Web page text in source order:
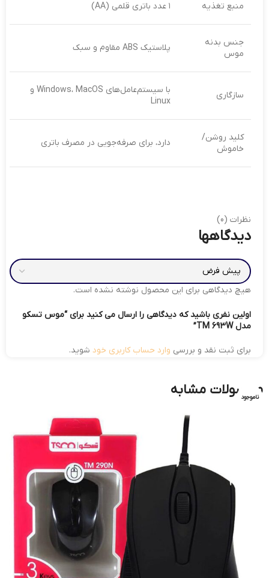
منبع تغذیه ۱ عدد باتری قلمی (AA)
جنس بدنه
موس
پلاستیک ABS مقاوم و سبک
سازگاری
با سیستم‌عامل‌های Windows، MacOS و
Linux
کلید روشن/
خاموش
دارد، برای صرفه‌جویی در مصرف باتری
نظرات (0)
دیدگاهها
هیچ دیدگاهی برای این محصول نوشته نشده است.
اولین نفری باشید که دیدگاهی را ارسال می کنید برای “موس تسکو
مدل TM 693W”
برای ثبت نقد و بررسی وارد حساب کاربری خود شوید.
محصولات مشابه
ناموجود
ناموجود
ناموجود
ناموجود
ناموجود